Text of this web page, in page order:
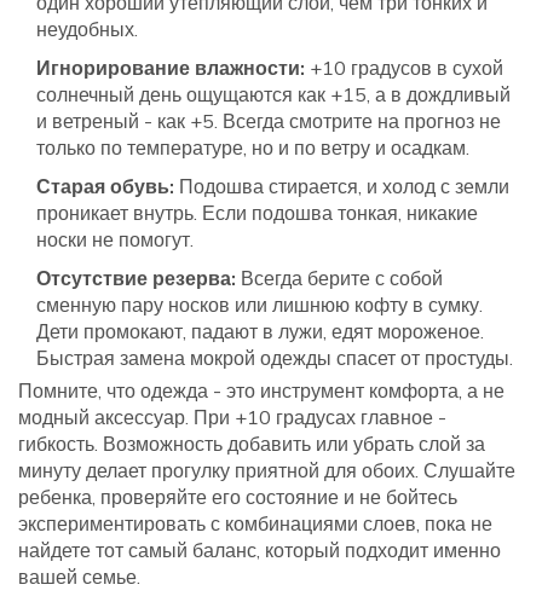
неудобных.
Игнорирование влажности: +10 градусов в сухой
солнечный день ощущаются как +15, а в дождливый
и ветреный - как +5. Всегда смотрите на прогноз не
только по температуре, но и по ветру и осадкам.
Старая обувь: Подошва стирается, и холод с земли
проникает внутрь. Если подошва тонкая, никакие
носки не помогут.
Отсутствие резерва: Всегда берите с собой
сменную пару носков или лишнюю кофту в сумку.
Дети промокают, падают в лужи, едят мороженое.
Быстрая замена мокрой одежды спасет от простуды.
Помните, что одежда - это инструмент комфорта, а не
модный аксессуар. При +10 градусах главное -
гибкость. Возможность добавить или убрать слой за
минуту делает прогулку приятной для обоих. Слушайте
ребенка, проверяйте его состояние и не бойтесь
экспериментировать с комбинациями слоев, пока не
найдете тот самый баланс, который подходит именно
вашей семье.